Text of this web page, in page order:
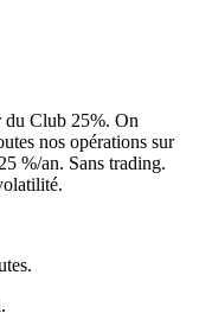
du Club 25%. On
nos opérations sur
%/an. Sans trading.